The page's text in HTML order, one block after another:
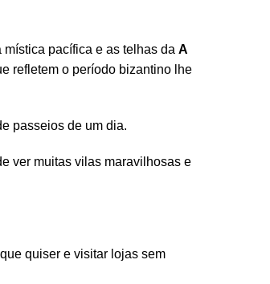
mística pacífica e as telhas da A
refletem o período bizantino lhe
passeios de um dia.
ver muitas vilas maravilhosas e
quiser e visitar lojas sem